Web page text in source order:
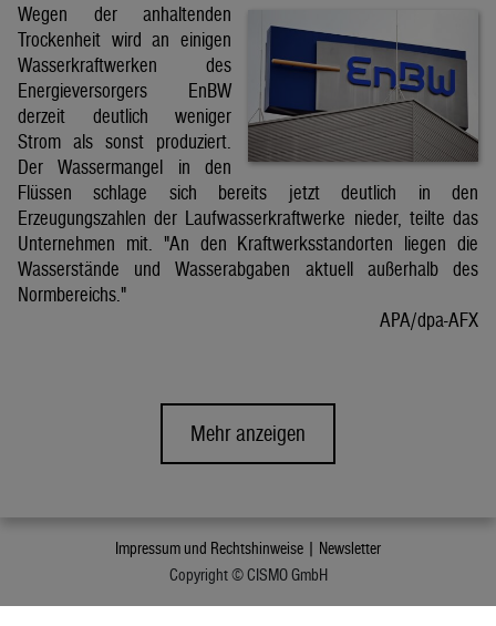
Wegen der anhaltenden
Trockenheit wird an einigen
Wasserkraftwerken des
Energieversorgers EnBW
derzeit deutlich weniger
Strom als sonst produziert.
Der Wassermangel in den
Flüssen schlage sich bereits jetzt deutlich in den
Erzeugungszahlen der Laufwasserkraftwerke nieder, teilte das
Unternehmen mit. "An den Kraftwerksstandorten liegen die
Wasserstände und Wasserabgaben aktuell außerhalb des
Normbereichs."
APA/dpa-AFX
Mehr anzeigen
Impressum und Rechtshinweise | Newsletter
Copyright © CISMO GmbH